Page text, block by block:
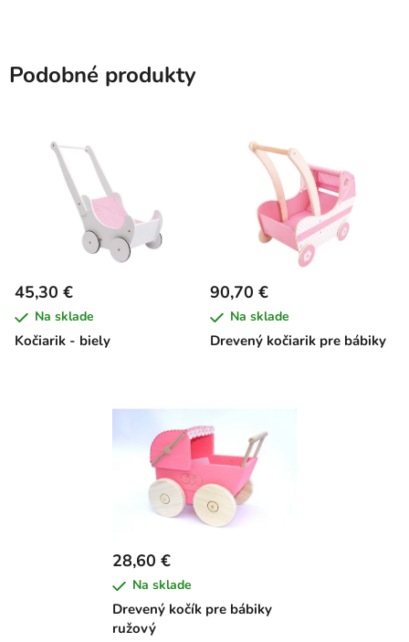
Podobné produkty
Kočiarik - biely
45,30 €
Na sklade
Drevený kočiarik pre bábiky
90,70 €
Na sklade
Drevený kočík pre bábiky
ružový
28,60 €
Na sklade